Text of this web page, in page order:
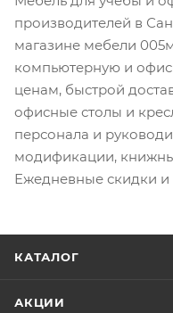
производителей в
магазине мебели
компьютерную и
ценам, быстрой
офисные столы и
персонала и
модификации,
Ежедневные скидки и
КАТАЛОГ
АКЦИИ